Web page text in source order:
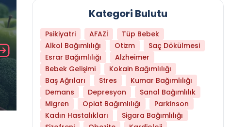
Daha Az Protein Tüketmek Yaşlanmayı
Kategori Bulutu
Psikiyatri AFAZİ
Tüp Bebek
Alkol Bağımlılığı
Otizm
Saç Dökülmesi
Esrar Bağımlılığı
Alzheimer
Bebek Gelişimi
Kokain Bağımlılığı
Baş Ağrıları
Stres
Kumar Bağımlılığı
Demans
Depresyon
Sanal Bağımlılık
Migren
Opiat Bağımlılığı
Parkinson
Kadın Hastalıkları
Sigara Bağımlılığı